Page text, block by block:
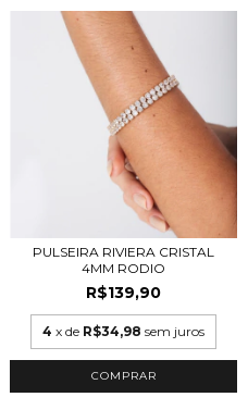
PULSEIRA RIVIERA CRISTAL
4MM RODIO
R$139,90
4 x de R$34,98 sem juros